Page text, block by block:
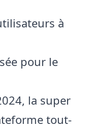
à
pour le
la super
tout-